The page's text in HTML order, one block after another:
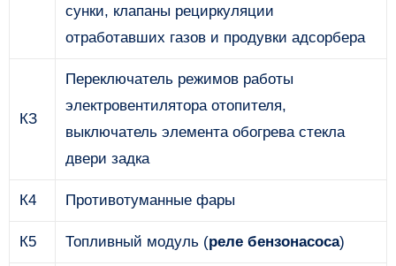
сунки, клапаны рециркуляции
отработавших газов и продувки адсорбера
КЗ
Переключатель режимов работы
электровентилятора отопителя,
выключатель элемента обогрева стекла
двери задка
К4 Противотуманные фары
К5 Топливный модуль (реле бензонасоса)